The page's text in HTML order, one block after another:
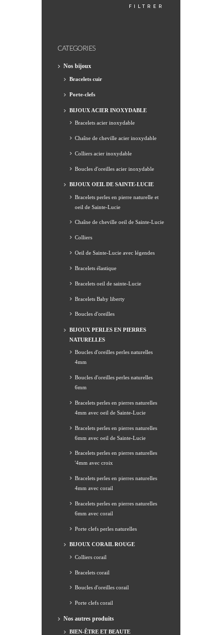
FILTRER
CATEGORIES
Nos bijoux
Bracelets cuir
Porte-clefs
BIJOUX ACIER INOXYDABLE
Bracelets acier inoxydable
Chaîne de cheville acier inoxydable
Colliers acier inoxydable
Boucles d'oreilles acier inoxydable
BIJOUX OEIL DE SAINTE-LUCIE
Bracelets perles en pierre naturelle et
oeil de Sainte-Lucie
Chaîne de cheville oeil de Sainte-Lucie
Colliers
Oeil de Sainte-Lucie avec légendes
Bracelets élastique
Bracelets oeil de sainte-Lucie
Bracelets Baby liberty
Boucles d'oreilles
BIJOUX PERLES EN PIERRES
NATURELLES
Boucles d'oreilles perles naturelles
4mm
Boucles d'oreilles perles naturelles
6mm
Bracelets perles en pierres naturelles
4mm avec oeil de Sainte-Lucie
Bracelets perles en pierres naturelles
6mm avec oeil de Sainte-Lucie
Bracelets perles en pierres naturelles
'4mm avec croix
Bracelets perles en pierres naturelles
4mm avec corail
Bracelets perles en pierres naturelles
6mm avec corail
Porte clefs perles naturelles
BIJOUX CORAIL ROUGE
Colliers corail
Bracelets corail
Boucles d'oreilles corail
Porte clefs corail
Nos autres produits
BIEN-ÊTRE ET BEAUTE